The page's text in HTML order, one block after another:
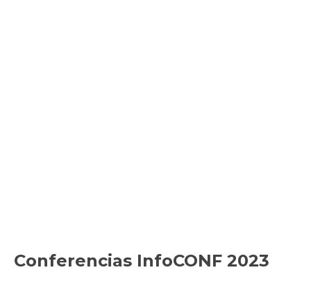
Conferencias InfoCONF 2023